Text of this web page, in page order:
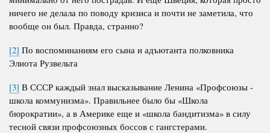
ничего не делала по поводу кризиса и почти не заметила, что
вообще он был. Правда, странно?
[2] По воспоминаниям его сына и адъютанта полковника
Элиота Рузвельта
[3] В СССР каждый знал высказывание Ленина «Профсоюзы -
школа коммунизма». Правильнее было бы «Школа
бюрократии», а в Америке еще и «школа бандитизма» в силу
тесной связи профсоюзных боссов с гангстерами.